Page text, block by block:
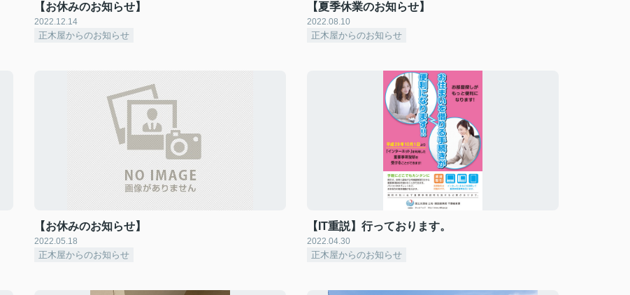
【お休みのお知らせ】
2022.12.14
正木屋からのお知らせ
【夏季休業のお知らせ】
2022.08.10
正木屋からのお知らせ
【お休みのお知らせ】
2022.05.18
正木屋からのお知らせ
【IT重説】行っております。
2022.04.30
正木屋からのお知らせ